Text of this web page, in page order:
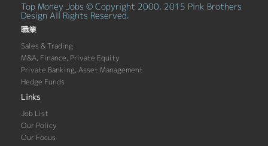
Top Money Jobs © Copyright 2000, 2015 Pink Brothers
Design All Rights Reserved.
職業
Sales & Trading
M&A, Finance, Private Equity
Private Banking, Asset Management
Hedge Funds
Links
Job List
Our Policy
Our Focus